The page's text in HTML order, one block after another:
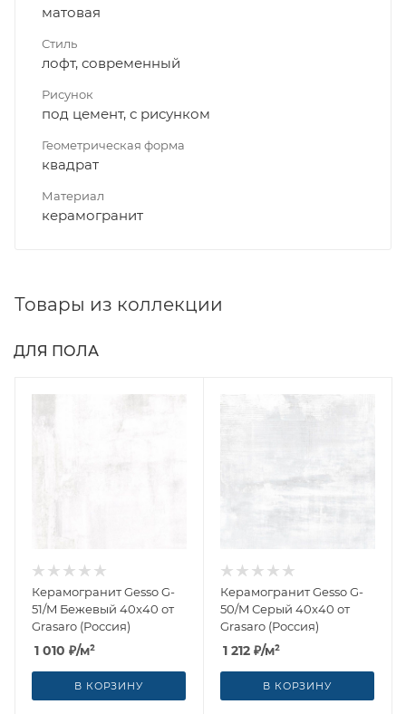
матовая
Стиль
лофт, современный
Рисунок
под цемент, с рисунком
Геометрическая форма
квадрат
Материал
керамогранит
Товары из коллекции
ДЛЯ ПОЛА
Керамогранит Gesso G-
51/M Бежевый 40x40 от
Grasaro (Россия)
1 010 ₽/м²
В КОРЗИНУ
Керамогранит Gesso G-
50/M Серый 40x40 от
Grasaro (Россия)
1 212 ₽/м²
В КОРЗИНУ